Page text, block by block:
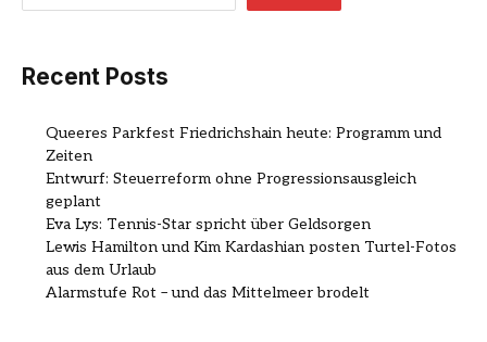
Recent Posts
Queeres Parkfest Friedrichshain heute: Programm und
Zeiten
Entwurf: Steuerreform ohne Progressionsausgleich
geplant
Eva Lys: Tennis-Star spricht über Geldsorgen
Lewis Hamilton und Kim Kardashian posten Turtel-Fotos
aus dem Urlaub
Alarmstufe Rot – und das Mittelmeer brodelt